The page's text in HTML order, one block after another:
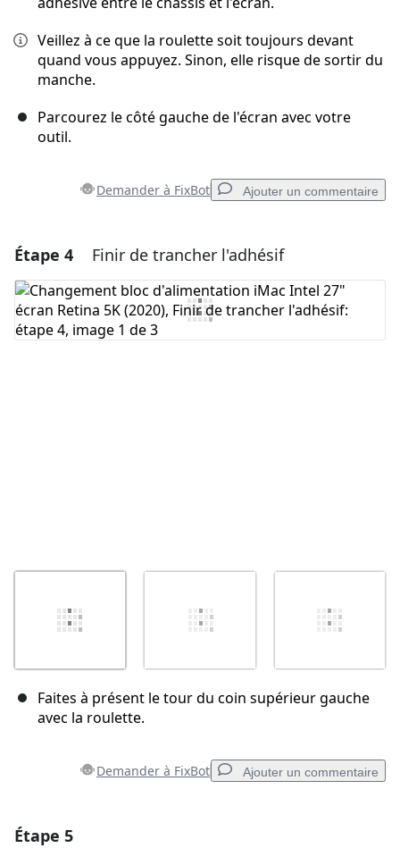
Veillez à ce que la roulette soit toujours devant
quand vous appuyez. Sinon, elle risque de sortir du
manche.
Parcourez le côté gauche de l'écran avec votre
outil.
Demander à FixBot Ajouter un commentaire
Ajouter un commentaire
Ajouter un commentaire
Étape 4 Finir de trancher l'adhésif
Faites à présent le tour du coin supérieur gauche
avec la roulette.
Demander à FixBot Ajouter un commentaire
Étape 5